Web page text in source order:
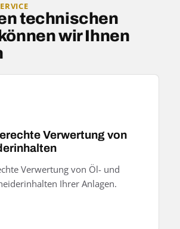
technischen
wir Ihnen
Verwertung von
Verwertung von Öl- und
Ihrer Anlagen.